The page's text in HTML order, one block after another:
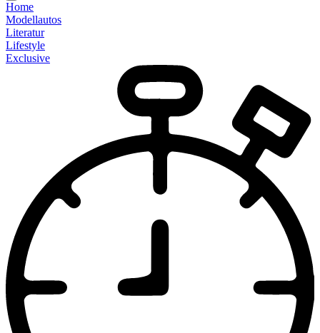
Home
Modellautos
Literatur
Lifestyle
Exclusive